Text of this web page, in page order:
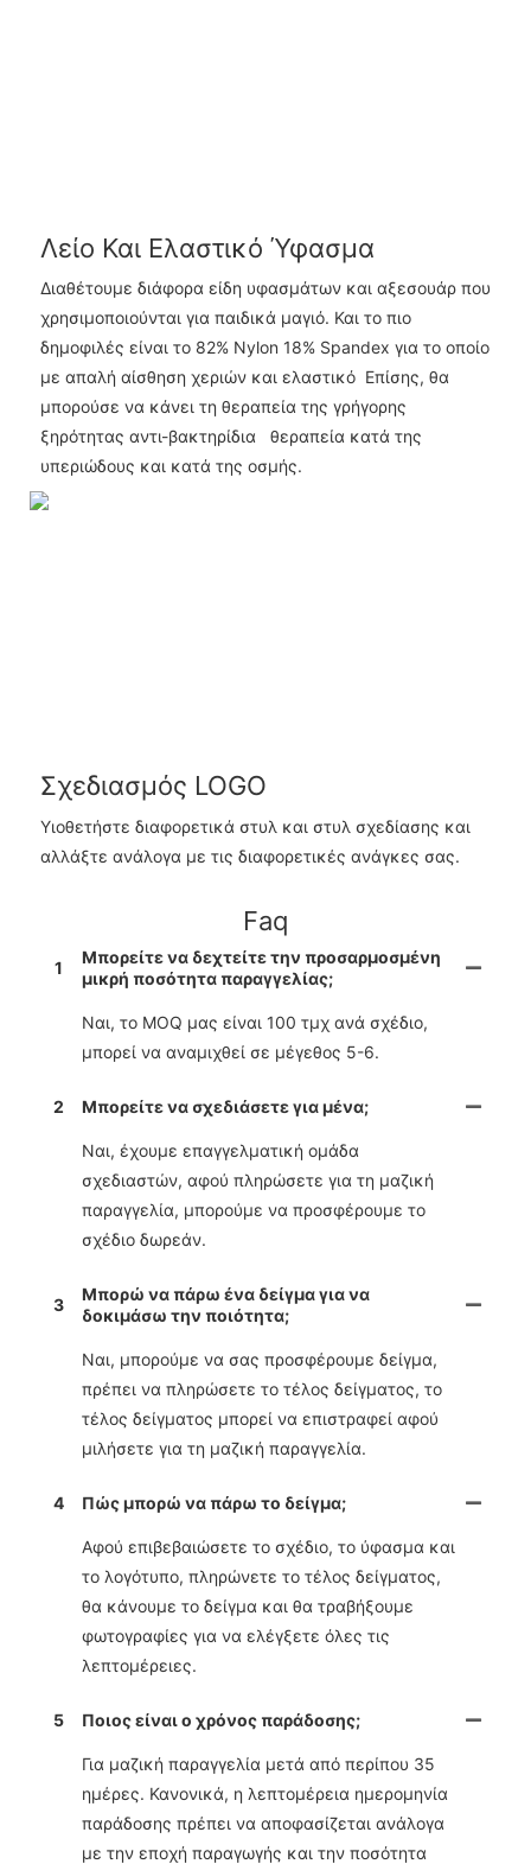
Λείο Και Ελαστικό Ύφασμα
Διαθέτουμε διάφορα είδη υφασμάτων και αξεσουάρ που
χρησιμοποιούνται για παιδικά μαγιό. Και το πιο
δημοφιλές είναι το 82% Nylon 18% Spandex για το οποίο
με απαλή αίσθηση χεριών και ελαστικό Επίσης, θα
μπορούσε να κάνει τη θεραπεία της γρήγορης
ξηρότητας αντι-βακτηρίδια θεραπεία κατά της
υπεριώδους και κατά της οσμής.
Σχεδιασμός LOGO
Υιοθετήστε διαφορετικά στυλ και στυλ σχεδίασης και
αλλάξτε ανάλογα με τις διαφορετικές ανάγκες σας.
Faq
1
Μπορείτε να δεχτείτε την προσαρμοσμένη
μικρή ποσότητα παραγγελίας;
Ναι, το MOQ μας είναι 100 τμχ ανά σχέδιο,
μπορεί να αναμιχθεί σε μέγεθος 5-6.
2 Μπορείτε να σχεδιάσετε για μένα;
Ναι, έχουμε επαγγελματική ομάδα
σχεδιαστών, αφού πληρώσετε για τη μαζική
παραγγελία, μπορούμε να προσφέρουμε το
σχέδιο δωρεάν.
3
Μπορώ να πάρω ένα δείγμα για να
δοκιμάσω την ποιότητα;
Ναι, μπορούμε να σας προσφέρουμε δείγμα,
πρέπει να πληρώσετε το τέλος δείγματος, το
τέλος δείγματος μπορεί να επιστραφεί αφού
μιλήσετε για τη μαζική παραγγελία.
4 Πώς μπορώ να πάρω το δείγμα;
Αφού επιβεβαιώσετε το σχέδιο, το ύφασμα και
το λογότυπο, πληρώνετε το τέλος δείγματος,
θα κάνουμε το δείγμα και θα τραβήξουμε
φωτογραφίες για να ελέγξετε όλες τις
λεπτομέρειες.
5 Ποιος είναι ο χρόνος παράδοσης;
Για μαζική παραγγελία μετά από περίπου 35
ημέρες. Κανονικά, η λεπτομέρεια ημερομηνία
παράδοσης πρέπει να αποφασίζεται ανάλογα
με την εποχή παραγωγής και την ποσότητα